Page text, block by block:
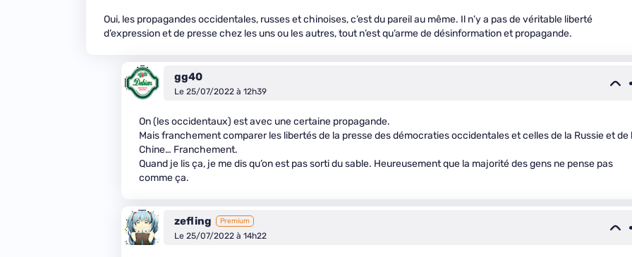
Oui, les propagandes occidentales, russes et chinoises, c’est du pareil au même. Il n’y a pas de véritable liberté
d’expression et de presse chez les uns ou les autres, tout n’est qu’arme de désinformation et propagande.
gg40
Le 25/07/2022 à 12h39
On (les occidentaux) est avec une certaine propagande.
Mais franchement comparer les libertés de la presse des démocraties occidentales et celles de la Russie et de
Chine… Franchement.
Quand je lis ça, je me dis qu’on est pas sorti du sable. Heureusement que la majorité des gens ne pense pas
comme ça.
zefling Premium
Le 25/07/2022 à 14h22